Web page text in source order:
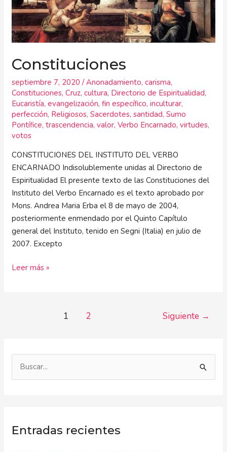
Constituciones
septiembre 7, 2020/Anonadamiento,carisma,
Constituciones,Cruz,cultura, Directorio de Espiritualidad,
Eucaristía,evangelización,fin específico,inculturar,
perfección, Religiosos,Sacerdotes,santidad,Sumo
Pontífice,trascendencia,valor,Verbo Encarnado,virtudes,
votos
CONSTITUCIONES DEL INSTITUTO DEL VERBO
ENCARNADO Indisolublemente unidas al Directorio de
Espiritualidad El presente texto de las Constituciones del
Instituto del Verbo Encarnado es el texto aprobado por
Mons. Andrea Maria Erba el 8 de mayo de 2004,
posteriormente enmendado por el Quinto Capítulo
general del Instituto, tenido en Segni (Italia) en julio de
2007. Excepto
Leer más »
1 2 Siguiente →
a
Entradas recientes